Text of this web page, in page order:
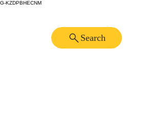
G-KZDPBHECNM
Search